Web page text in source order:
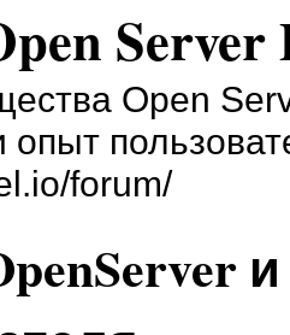
Server
Open
опыт
forum/